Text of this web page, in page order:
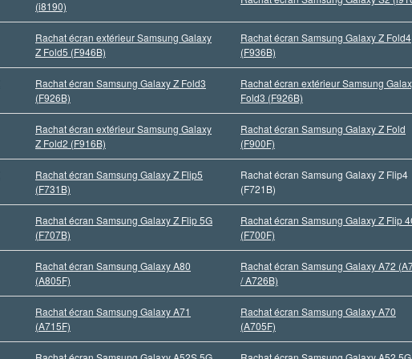
(i8190)
Rachat écran extérieur Samsung Galaxy
Z Fold5 (F946B)
Rachat écran Samsung Galaxy Z Fold4
(F936B)
Rachat écran Samsung Galaxy Z Fold3
(F926B)
Rachat écran extérieur Samsung
Fold3 (F926B)
Rachat écran extérieur Samsung Galaxy
Z Fold2 (F916B)
Rachat écran Samsung Galaxy Z Fold
(F900F)
Rachat écran Samsung Galaxy Z Flip5
(F731B)
Rachat écran Samsung Galaxy Z Flip4
(F721B)
Rachat écran Samsung Galaxy Z Flip 5G
(F707B)
Rachat écran Samsung Galaxy Z Flip
(F700F)
Rachat écran Samsung Galaxy A80
(A805F)
Rachat écran Samsung Galaxy A72
/ A726B)
Rachat écran Samsung Galaxy A71
(A715F)
Rachat écran Samsung Galaxy A70
(A705F)